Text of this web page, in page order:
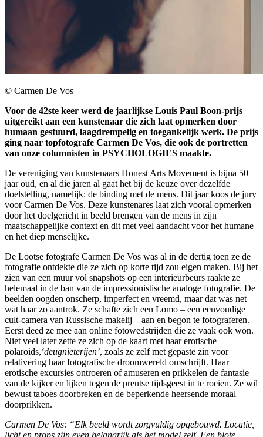
© Carmen De Vos
Voor de 42ste keer werd de jaarlijkse Louis Paul Boon-prijs
uitgereikt aan een kunstenaar die zich laat opmerken door
humaan gestuurd, laagdrempelig en toegankelijk werk. De prijs
ging naar topfotografe Carmen De Vos, die ook de portretten
van onze columnisten in PSYCHOLOGIES maakte.
De vereniging van kunstenaars Honest Arts Movement is bijna 50
jaar oud, en al die jaren al gaat het bij de keuze over dezelfde
doelstelling, namelijk: de binding met de mens. Dit jaar koos de jury
voor Carmen De Vos. Deze kunstenares laat zich vooral opmerken
door het doelgericht in beeld brengen van de mens in zijn
maatschappelijke context en dit met veel aandacht voor het humane
en het diep menselijke.
De Lootse fotografe Carmen De Vos was al in de dertig toen ze de
fotografie ontdekte die ze zich op korte tijd zou eigen maken. Bij het
zien van een muur vol snapshots op een interieurbeurs raakte ze
helemaal in de ban van de impressionistische analoge fotografie. De
beelden oogden onscherp, imperfect en vreemd, maar dat was net
wat haar zo aantrok. Ze schafte zich een Lomo – een eenvoudige
cult-camera van Russische makelij – aan en begon te fotograferen.
Eerst deed ze mee aan online fotowedstrijden die ze vaak ook won.
Niet veel later zette ze zich op de kaart met haar erotische
polaroids,‘deugnieterijen’, zoals ze zelf met gepaste zin voor
relativering haar fotografische droomwereld omschrijft. Haar
erotische excursies ontroeren of amuseren en prikkelen de fantasie
van de kijker en lijken tegen de preutse tijdsgeest in te roeien. Ze wil
bewust taboes doorbreken en de beperkende heersende moraal
doorprikken.
Carmen De Vos: “Elk beeld wordt zorgvuldig opgebouwd. Locatie,
licht en props zijn even belangrijk als het model zelf. Een blote